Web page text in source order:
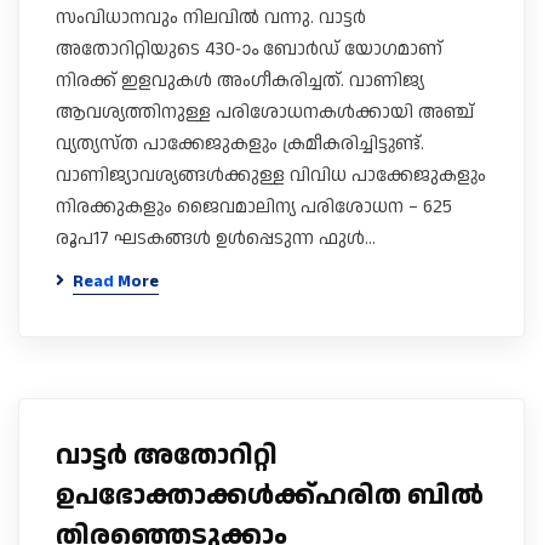
സംവിധാനവും നിലവിൽ വന്നു. വാട്ടർ
അതോറിറ്റിയുടെ 430-ാം ബോർഡ് യോ​ഗമാണ്
നിരക്ക് ഇളവുകൾ അം​ഗീകരിച്ചത്. വാണിജ്യ
ആവശ്യത്തിനുള്ള പരിശോധനകൾക്കായി അഞ്ച്
വ്യത്യസ്ത പാക്കേജുകളും ക്രമീകരിച്ചിട്ടുണ്ട്.
വാണിജ്യാവശ്യങ്ങൾക്കുള്ള വിവിധ പാക്കേജുകളും
നിരക്കുകളും ജൈവമാലിന്യ പരിശോധന – 625
രൂപ17 ഘടകങ്ങൾ ഉൾപ്പെടുന്ന ഫുൾ…
Read More
വാട്ടർ അതോറിറ്റി
ഉപഭോക്താക്കൾക്ക്​ഹരിത ബിൽ
തിരഞ്ഞെടുക്കാം